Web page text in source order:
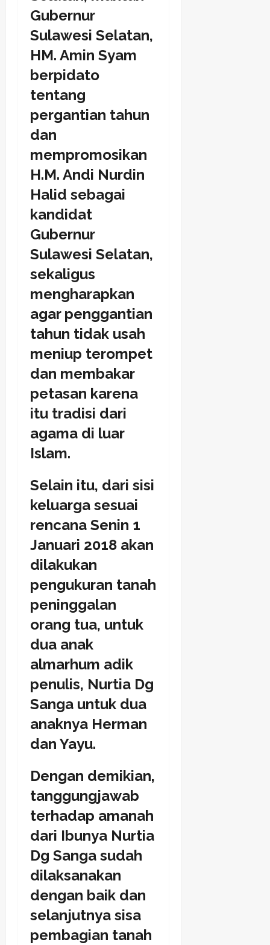
Gubernur
Sulawesi Selatan,
HM. Amin Syam
berpidato
tentang
pergantian tahun
dan
mempromosikan
H.M. Andi Nurdin
Halid sebagai
kandidat
Gubernur
Sulawesi Selatan,
sekaligus
mengharapkan
agar penggantian
tahun tidak usah
meniup terompet
dan membakar
petasan karena
itu tradisi dari
agama di luar
Islam.
Selain itu, dari sisi
keluarga sesuai
rencana Senin 1
Januari 2018 akan
dilakukan
pengukuran tanah
peninggalan
orang tua, untuk
dua anak
almarhum adik
penulis, Nurtia Dg
Sanga untuk dua
anaknya Herman
dan Yayu.
Dengan demikian,
tanggungjawab
terhadap amanah
dari Ibunya Nurtia
Dg Sanga sudah
dilaksanakan
dengan baik dan
selanjutnya sisa
pembagian tanah